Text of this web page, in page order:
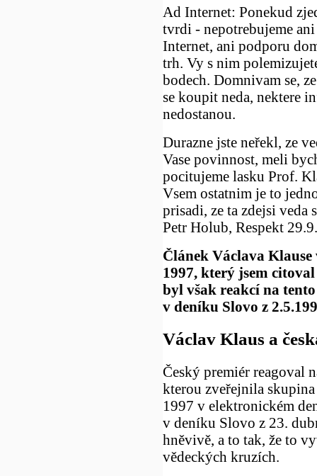
Ad Internet: Ponekud
tvrdi - nepotrebujeme
Internet, ani podporu
trh. Vy s nim
bodech. Domnivam se,
se koupit neda, nektere
nedostanou.
Durazne jste neřekl, ze
Vase povinnost, meli
pocitujeme lasku Prof.
Vsem ostatnim je to
prisadi, ze ta zdejsi veda
Petr Holub, Respekt
Článek Václava
1997, který jsem
byl však reakcí na
v deníku Slovo z
Václav Klaus a
Český premiér reagoval
kterou zveřejnila
1997 v elektronickém
v deníku Slovo z 23.
hněvivě, a to tak, že to
vědeckých kruzích.